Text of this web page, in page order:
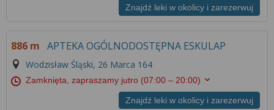
Znajdź leki w okolicy i zarezerwuj
886 m APTEKA OGÓLNODOSTĘPNA ESKULAP
Wodzisław Śląski, 26 Marca 164
Zamknięta, zapraszamy jutro (07:00 – 20:00)
Znajdź leki w okolicy i zarezerwuj